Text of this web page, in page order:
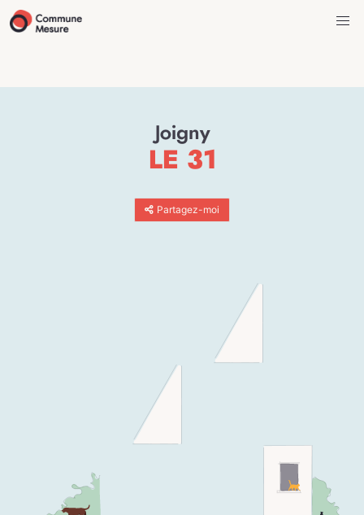
Joigny
LE 31
Partagez-moi